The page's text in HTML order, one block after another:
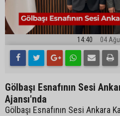
14:40 04
Gölbaşı Esnafının Sesi
Ajansı'nda
Gölbaşı Esnafının Sesi Ankara